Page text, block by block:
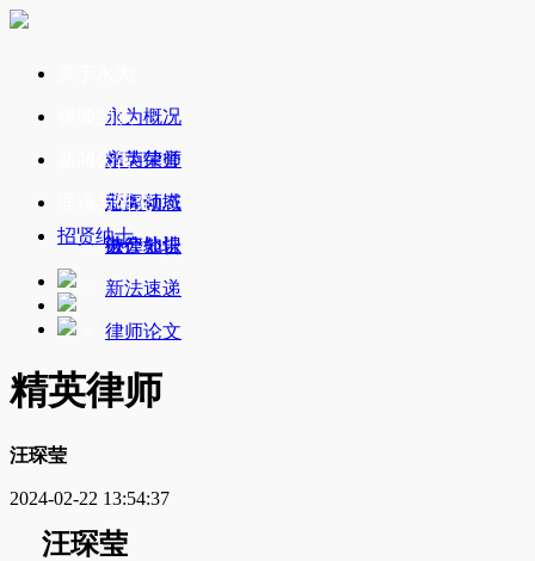
永为概况
永为荣誉
业务领域
办公地址
律师团队
精英律师
新闻公告
新闻动态
破产公告
理论与研究
法律知识
新法速递
律师论文
招贤纳士
精英律师
汪琛莹
2024-02-22 13:54:37
汪琛莹